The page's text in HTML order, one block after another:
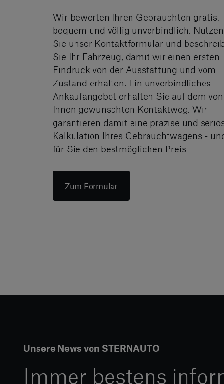
Wir bewerten Ihren Gebrauchten gratis,
bequem und völlig unverbindlich. Nutzen
Sie unser Kontaktformular und
Sie Ihr Fahrzeug, damit wir einen ersten
Eindruck von der Ausstattung und vom
Zustand erhalten. Ein unverbindliches
Ankaufangebot erhalten Sie auf dem von
Ihnen gewünschten Kontaktweg. Wir
garantieren damit eine präzise und
Kalkulation Ihres Gebrauchtwagens -
für Sie den bestmöglichen Preis.
Zum Formular
Unsere News von STERNAUTO
Immer bestens